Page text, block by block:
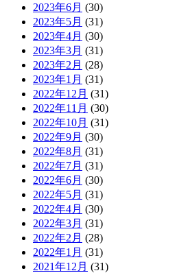
2023年6月 (30)
2023年5月 (31)
2023年4月 (30)
2023年3月 (31)
2023年2月 (28)
2023年1月 (31)
2022年12月 (31)
2022年11月 (30)
2022年10月 (31)
2022年9月 (30)
2022年8月 (31)
2022年7月 (31)
2022年6月 (30)
2022年5月 (31)
2022年4月 (30)
2022年3月 (31)
2022年2月 (28)
2022年1月 (31)
2021年12月 (31)